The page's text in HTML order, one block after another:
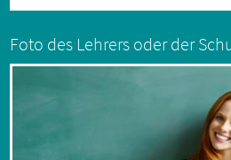
Foto des Lehrers oder der